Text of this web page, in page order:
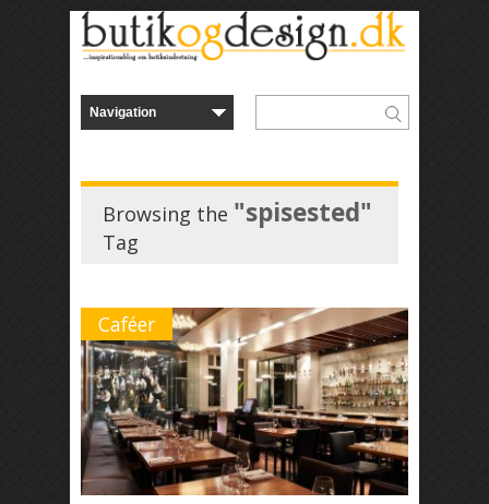
Browsing the "spisested"
Tag
Caféer